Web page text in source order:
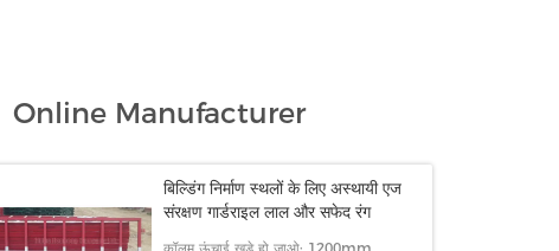
Online Manufacturer
बिल्डिंग निर्माण स्थलों के लिए अस्थायी एज
संरक्षण गार्डराइल लाल और सफेद रंग